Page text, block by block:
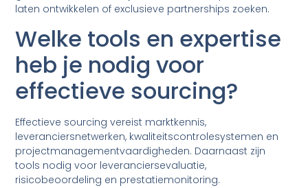
laten ontwikkelen of exclusieve partnerships zoeken.
Welke tools en expertise
heb je nodig voor
effectieve sourcing?
Effectieve sourcing vereist marktkennis,
leveranciersnetwerken, kwaliteitscontrolesystemen en
projectmanagementvaardigheden. Daarnaast zijn
tools nodig voor leveranciersevaluatie,
risicobeoordeling en prestatiemonitoring.